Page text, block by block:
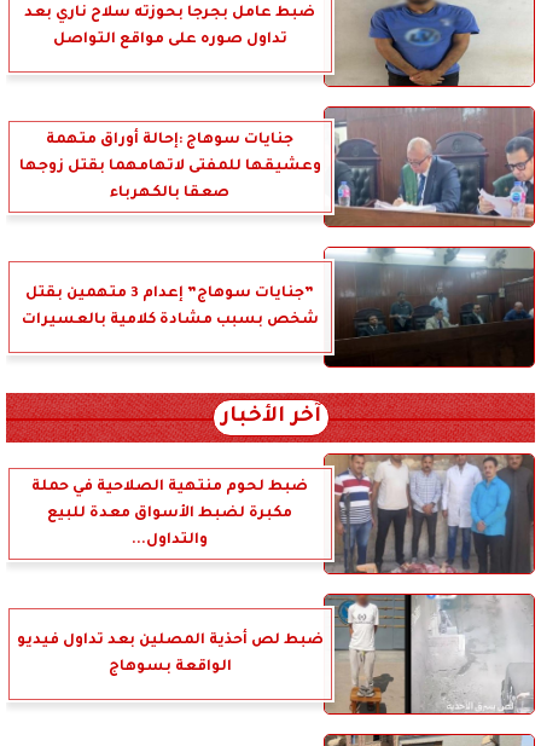
ضبط عامل بجرجا بحوزته سلاح ناري بعد
تداول صوره على مواقع التواصل
جنايات سوهاج :إحالة أوراق متهمة
وعشيقها للمفتى لاتهامهما بقتل زوجها
صعقا بالكهرباء
”جنايات سوهاج” إعدام 3 متهمين بقتل
شخص بسبب مشادة كلامية بالعسيرات
آخر الأخبار
ضبط لحوم منتهية الصلاحية في حملة
مكبرة لضبط الأسواق معدة للبيع
والتداول...
ضبط لص أحذية المصلين بعد تداول فيديو
الواقعة بسوهاج